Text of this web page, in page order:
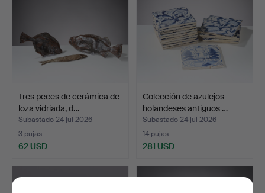
Tres peces de cerámica de
loza vidriada, d…
Subastado 24 jul 2026
3 pujas
62 USD
Colección de azulejos
holandeses antiguos …
Subastado 24 jul 2026
14 pujas
281 USD